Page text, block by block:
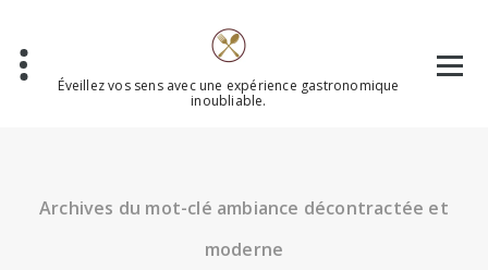
contenu
Éveillez vos sens avec une expérience gastronomique
inoubliable.
Archives du mot-clé ambiance décontractée et
moderne